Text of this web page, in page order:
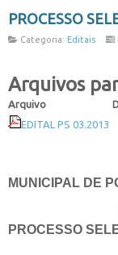
PROCESSO
Categoria: Editais
Arquivos
Arquivo
EDITAL PS 03.2013
MUNICIPAL DE
PROCESSO